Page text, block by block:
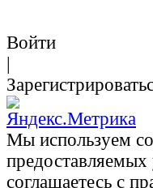
Войти
Мы используем
соглашаетесь с